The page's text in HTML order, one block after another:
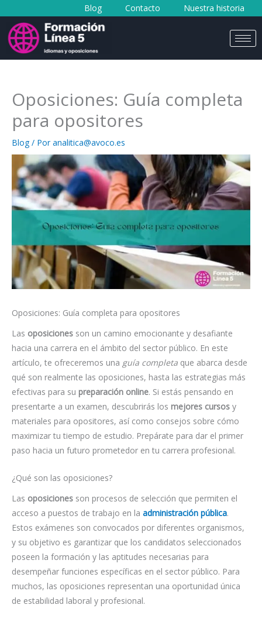
contenido
Blog Contacto Nuestra historia
Oposiciones: Guía completa
para opositores
Blog/ Poranalitica@avoco.es
Oposiciones: Guía completa para opositores
Las oposiciones son un camino emocionante y desafiante
hacia una carrera en el ámbito del sector público. En este
artículo, te ofreceremos una guía completa que abarca desde
qué son realmente las oposiciones, hasta las estrategias más
efectivas para su preparación online. Si estás pensando en
presentarte a un examen, descubrirás los mejores cursos y
materiales para opositores, así como consejos sobre cómo
maximizar tu tiempo de estudio. Prepárate para dar el primer
paso hacia un futuro prometedor en tu carrera profesional.
¿Qué son las oposiciones?
Las oposiciones son procesos de selección que permiten el
acceso a puestos de trabajo en la administración pública.
Estos exámenes son convocados por diferentes organismos,
y su objetivo es garantizar que los candidatos seleccionados
poseen la formación y las aptitudes necesarias para
desempeñar funciones específicas en el sector público. Para
muchos, las oposiciones representan una oportunidad única
de estabilidad laboral y profesional.